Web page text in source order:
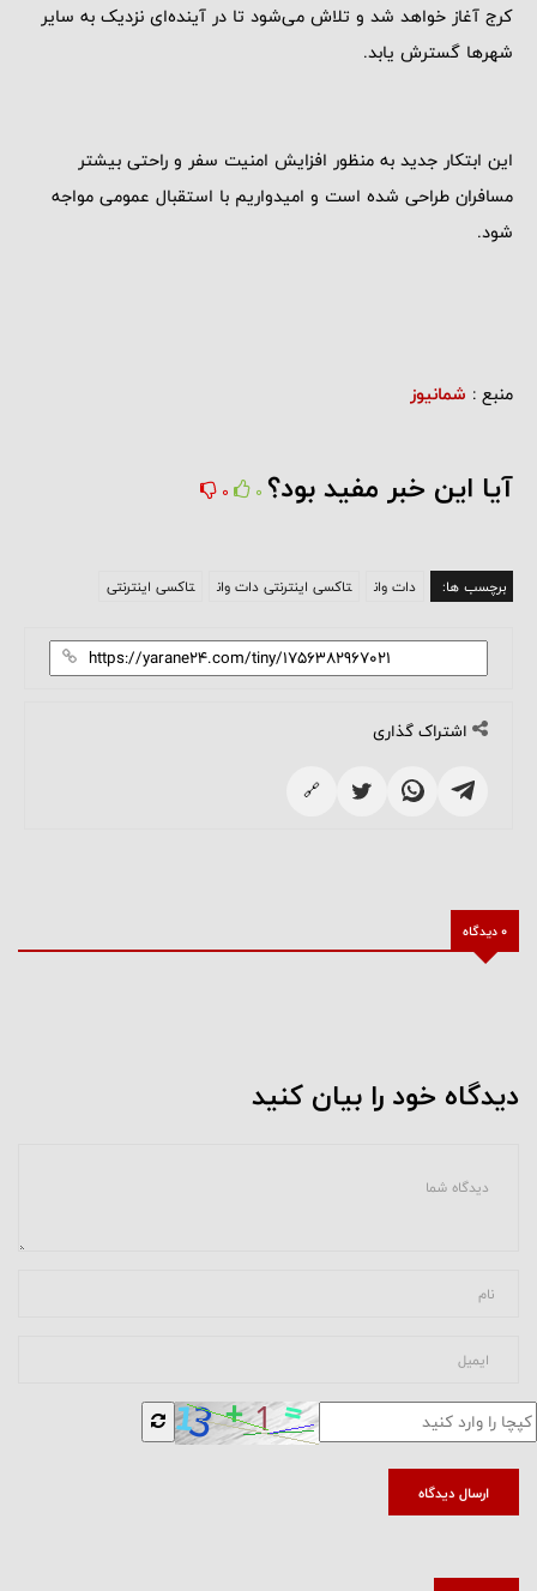
کرج آغاز خواهد شد و تلاش می‌شود تا در آینده‌ای نزدیک به سایر
شهرها گسترش یابد.
این ابتکار جدید به منظور افزایش امنیت سفر و راحتی بیشتر
مسافران طراحی شده است و امیدواریم با استقبال عمومی مواجه
شود.
منبع : شمانیوز
آیا این خبر مفید بود؟ 0
0
برچسب ها: دات وان تاکسی اینترنتی دات وان تاکسی اینترنتی
اشتراک گذاری
🔗
0 دیدگاه
دیدگاه خود را بیان کنید
ارسال دیدگاه